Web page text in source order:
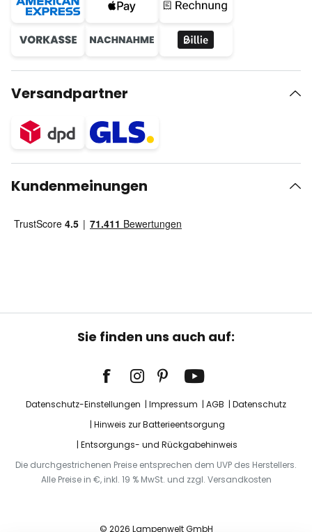
Versandpartner
Kundenmeinungen
Sie finden uns auch auf:
Datenschutz-Einstellungen Impressum AGB
Datenschutz
Hinweis zur Batterieentsorgung
Entsorgungs- und Rückgabehinweis
Die durchgestrichenen Preise entsprechen dem UVP des Herstellers.
Alle Preise in €, inkl. 19 % MwSt. und zzgl. Versandkosten
© 2026 Lampenwelt GmbH